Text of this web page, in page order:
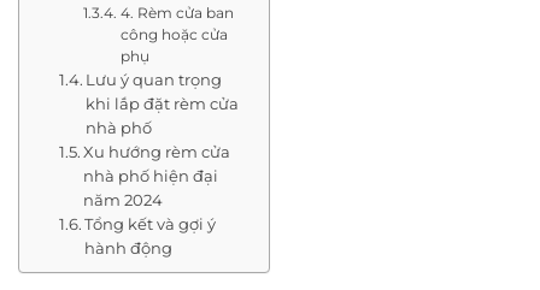
4. Rèm cửa ban
công hoặc cửa
phụ
Lưu ý quan trọng
khi lắp đặt rèm cửa
nhà phố
Xu hướng rèm cửa
nhà phố hiện đại
năm 2024
Tổng kết và gợi ý
hành động